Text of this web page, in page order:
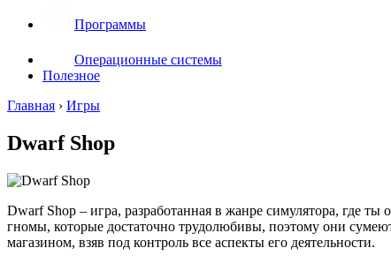
Программы
Операционные системы
Полезное
Главная › Игры
Dwarf Shop
Dwarf Shop – игра, разработанная в жанре симулятора, где
гномы, которые достаточно трудолюбивы, поэтому они
магазином, взяв под контроль все аспекты его деятельности.